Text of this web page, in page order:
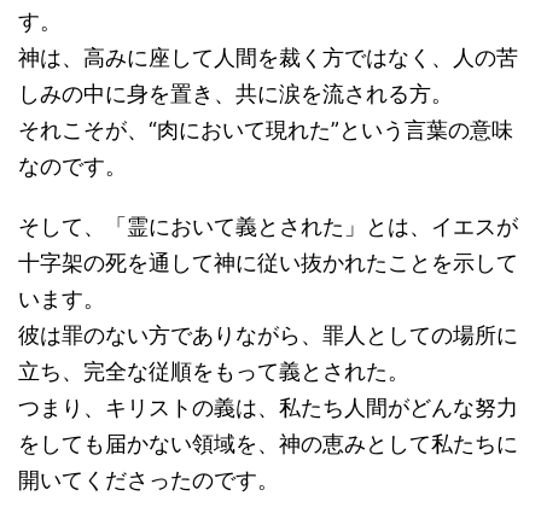
す。
神は、高みに座して人間を裁く方ではなく、人の苦
しみの中に身を置き、共に涙を流される方。
それこそが、“肉において現れた”という言葉の意味
なのです。
そして、「霊において義とされた」とは、イエスが
十字架の死を通して神に従い抜かれたことを示して
います。
彼は罪のない方でありながら、罪人としての場所に
立ち、完全な従順をもって義とされた。
つまり、キリストの義は、私たち人間がどんな努力
をしても届かない領域を、神の恵みとして私たちに
開いてくださったのです。